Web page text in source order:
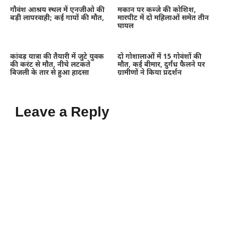
गौवंश आश्रय स्थल में एनजीओ की
बड़ी लापरवाही; कई गायों की मौत,
मकान पर कब्जे की कोशिश,
मारपीट में दो महिलाओं समेत तीन
घायल
कांवड़ यात्रा की तैयारी में जुटे युवक
की करंट से मौत, नीचे लटकते
बिजली के तार से हुआ हादसा
दो गोशालाओं में 15 गोवंशों की
मौत, कई बीमार, दुर्गंध फैलने पर
ग्रामीणों ने किया प्रदर्शन
Leave a Reply